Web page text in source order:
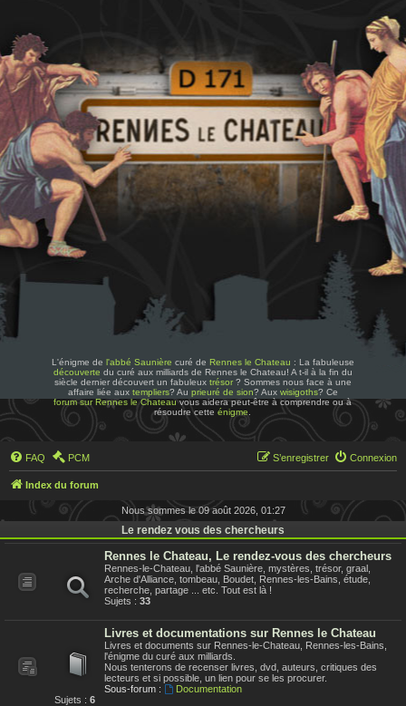
L'énigme de l'abbé Saunière curé de Rennes le Chateau : La fabuleuse
découverte du curé aux milliards de Rennes le Chateau! A t-il à la fin du
siècle dernier découvert un fabuleux trésor? Sommes nous face à une
affaire liée aux templiers? Au prieuré de sion? Aux wisigoths? Ce
forum sur Rennes le Chateauvous aidera peut-être à comprendre ou à
résoudre cetteénigme
FAQ PCM Connexion
S’enregistrer
Index du forum
Nous sommes le 09 août 2026, 01:27
Le rendez vous des chercheurs
Rennes le Chateau, Le rendez-vous des chercheurs
Rennes-le-Chateau, l'abbé Saunière, mystères, trésor, graal,
Arche d'Alliance, tombeau, Boudet, Rennes-les-Bains, étude,
recherche, partage ... etc. Tout est là !
Sujets : 33
Livres et documentations sur Rennes le Chateau
Livres et documents sur Rennes-le-Chateau, Rennes-les-Bains,
l'énigme du curé aux milliards.
Nous tenterons de recenser livres, dvd, auteurs, critiques des
lecteurs et si possible, un lien pour se les procurer.
Sous-forum :
Documentation
Sujets : 6